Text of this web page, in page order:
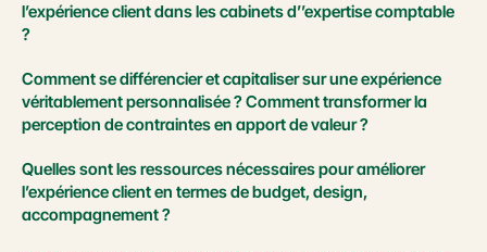
l’expérience client dans les cabinets d’’expertise comptable
?
Comment se différencier et capitaliser sur une expérience
véritablement personnalisée ? Comment transformer la
perception de contraintes en apport de valeur ?
Quelles sont les ressources nécessaires pour améliorer
l’expérience client en termes de budget, design,
accompagnement ?